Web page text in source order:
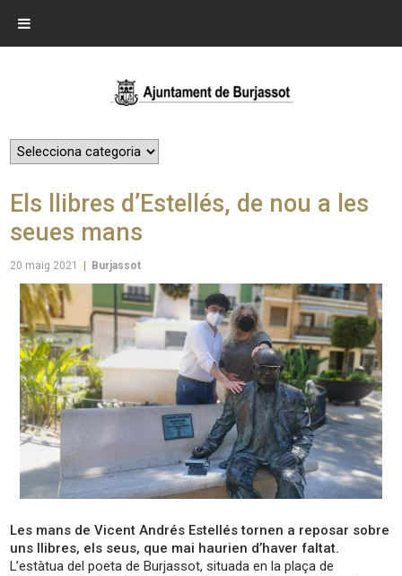
Els llibres d’Estellés, de nou a les
seues mans
20 maig 2021 Burjassot
Les mans de Vicent Andrés Estellés tornen a reposar sobre
uns llibres, els seus, que mai haurien d’haver faltat.
L’estàtua del poeta de Burjassot, situada en la plaça de